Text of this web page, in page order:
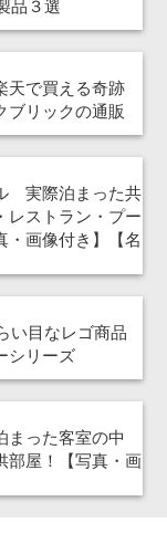
品３選
天で買える奇跡
ブリックの通販
実際泊まった共
ストラン・プー
・画像付き】【名
い目なレゴ商品
シリーズ
った客室の中
部屋！【写真・画